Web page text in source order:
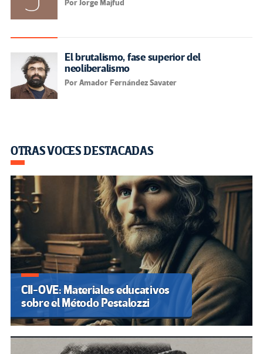
Por Jorge Majfud
El brutalismo, fase superior del
neoliberalismo
Por Amador Fernández Savater
OTRAS VOCES DESTACADAS
CII-OVE: Materiales educativos
sobre el Método Pestalozzi